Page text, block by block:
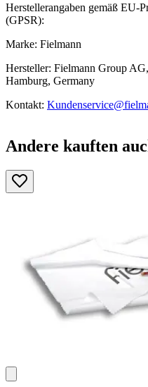
Herstellerangaben gemäß EU-
(GPSR):
Marke: Fielmann
Hersteller: Fielmann Group
Hamburg, Germany
Kontakt:
Andere kauften